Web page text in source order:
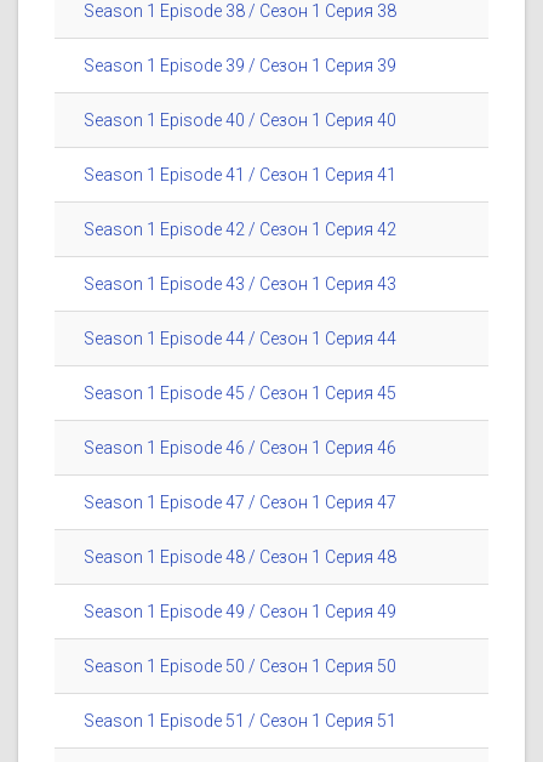
Season 1 Episode 38 / Сезон 1 Серия 38
Season 1 Episode 39 / Сезон 1 Серия 39
Season 1 Episode 40 / Сезон 1 Серия 40
Season 1 Episode 41 / Сезон 1 Серия 41
Season 1 Episode 42 / Сезон 1 Серия 42
Season 1 Episode 43 / Сезон 1 Серия 43
Season 1 Episode 44 / Сезон 1 Серия 44
Season 1 Episode 45 / Сезон 1 Серия 45
Season 1 Episode 46 / Сезон 1 Серия 46
Season 1 Episode 47 / Сезон 1 Серия 47
Season 1 Episode 48 / Сезон 1 Серия 48
Season 1 Episode 49 / Сезон 1 Серия 49
Season 1 Episode 50 / Сезон 1 Серия 50
Season 1 Episode 51 / Сезон 1 Серия 51